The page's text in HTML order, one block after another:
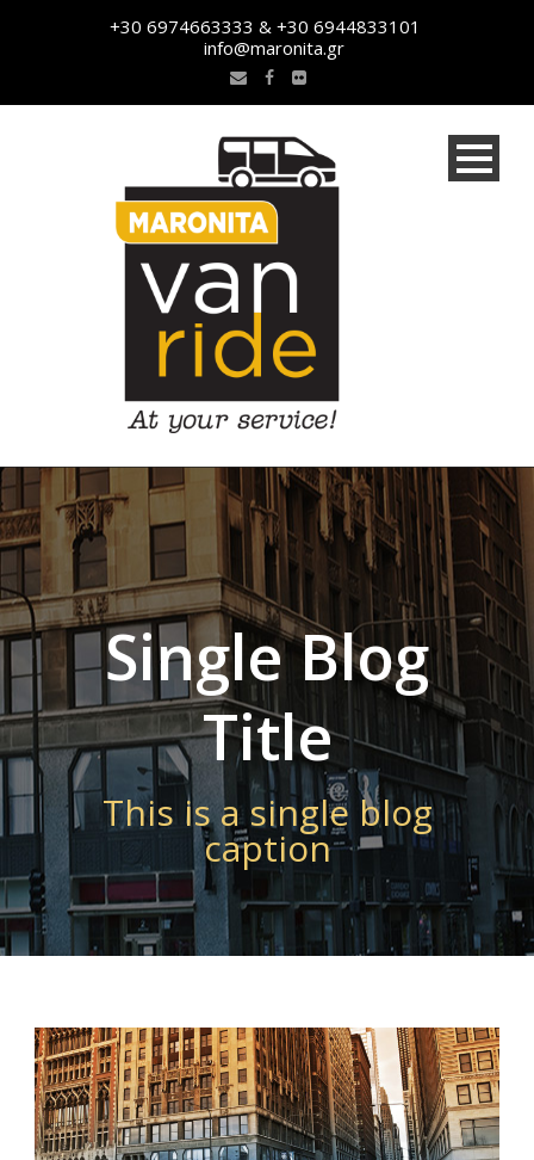
+30 6974663333 & +30 6944833101
info@maronita.gr
Single Blog
Title
This is a single blog
caption